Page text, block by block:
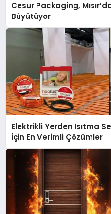
Cesur Packaging,
Büyütüyor
Elektrikli Yerden Isıtma
İçin En Verimli Çözümler